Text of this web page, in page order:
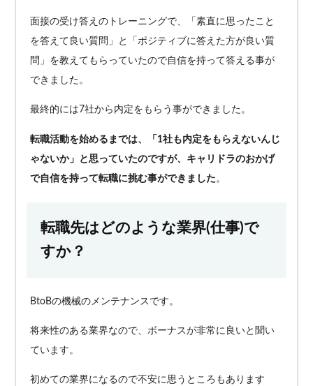
面接の受け答えのトレーニングで、「素直に思ったこと
を答えて良い質問」と「ポジティブに答えた方が良い質
問」を教えてもらっていたので自信を持って答える事が
できました。
最終的には7社から内定をもらう事ができました。
転職活動を始めるまでは、「1社も内定をもらえないんじ
ゃないか」と思っていたのですが、キャリドラのおかげ
で自信を持って転職に挑む事ができました 。
転職先はどのような業界(仕事)で
すか？
BtoBの機械のメンテナンスです。
将来性のある業界なので、ボーナスが非常に良いと聞い
ています。
初めての業界になるので不安に思うところもあります